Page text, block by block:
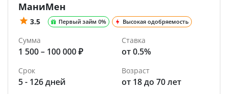
МаниМен
3.5 Первый займ 0% Высокая одобряемость
Сумма
1 500 – 100 000 ₽
Ставка
от 0.5%
Срок
5 - 126 дней
Возраст
от 18 до 70 лет